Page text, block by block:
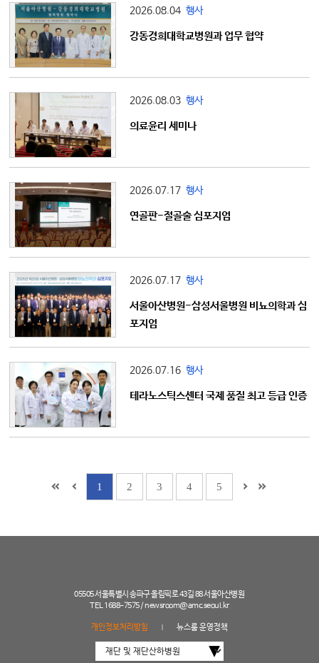
2026.08.04 행사
강동경희대학교병원과 업무 협약
2026.08.03 행사
의료윤리 세미나
2026.07.17 행사
연골판-절골술 심포지엄
2026.07.17 행사
서울아산병원-삼성서울병원 비뇨의학과 심
포지엄
2026.07.16 행사
테라노스틱스센터 국제 품질 최고 등급 인증
1 2 3 4 5
05505 서울특별시 송파구 올림픽로 43길 88 서울아산병원
TEL 1688-7575 /newsroom@amc.seoul.kr
개인정보처리방침 뉴스룸 운영정책